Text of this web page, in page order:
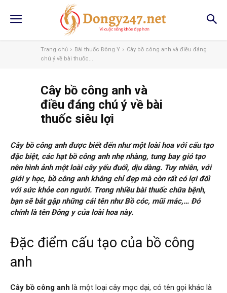
Trang chủ Bài thuốc Đông Y
Cây bồ công anh và điều đáng
chú ý về bài thuốc...
Cây bồ công anh và
điều đáng chú ý về bài
thuốc siêu lợi
Cây bồ công anh được biết đến như một loài hoa với cấu tạo
đặc biệt, các hạt bồ công anh nhẹ nhàng, tung bay gió tạo
nên hình ảnh một loài cây yếu đuối, dịu dàng. Tuy nhiên, với
giới y học, bồ công anh không chỉ đẹp mà còn rất có lợi đối
với sức khỏe con người. Trong nhiều bài thuốc chữa bệnh,
bạn sẽ bắt gặp những cái tên như Bồ cóc, mũi mác,… Đó
chính là tên Đông y của loài hoa này.
Đặc điểm cấu tạo của bồ công
anh
Cây bồ công anh là một loại cây mọc dại, có tên gọi khác là